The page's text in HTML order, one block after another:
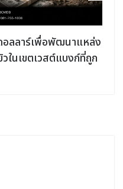
อลลาร์เพื่อพัฒนาแหล่ง
ในเขตเวสต์แบงก์ที่ถูก